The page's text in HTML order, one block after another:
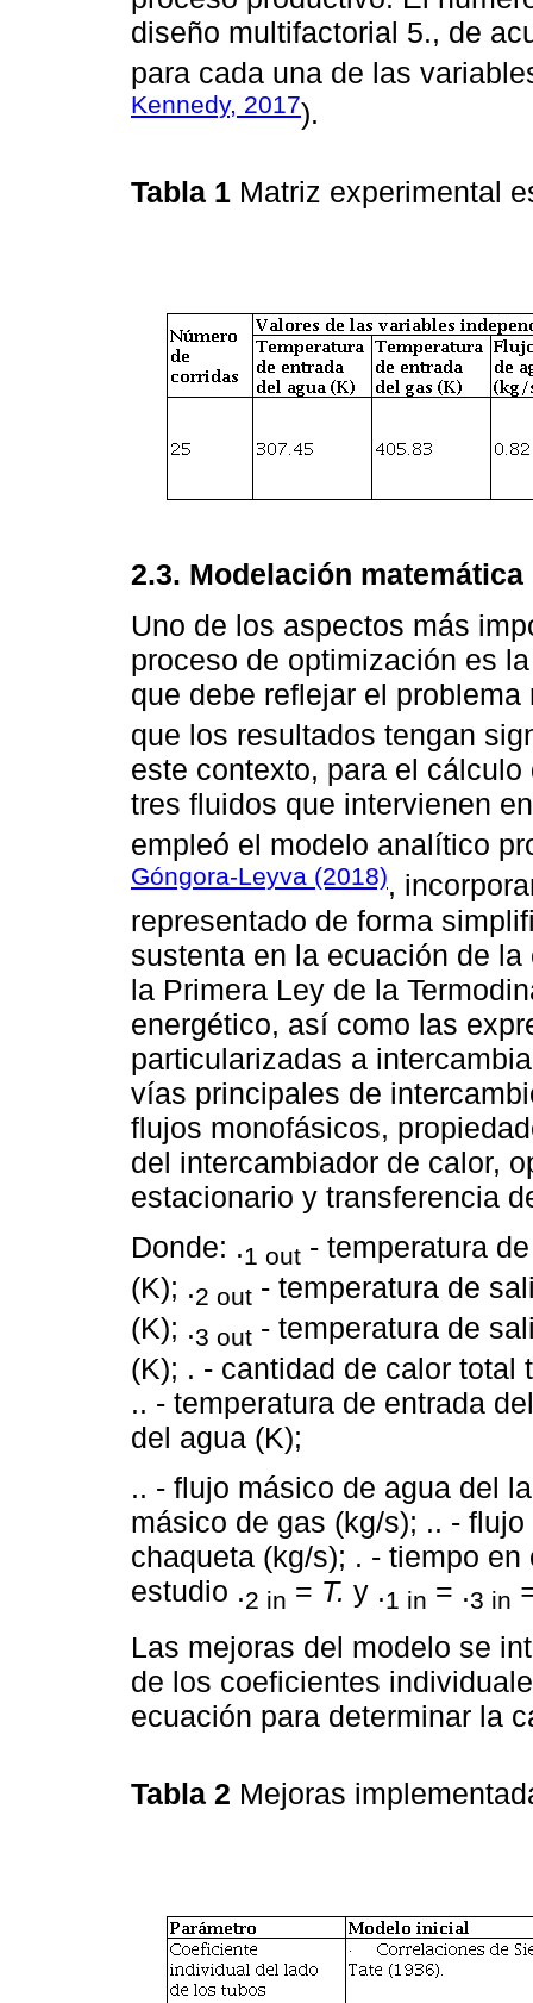
diseño multifactorial 5., de
para cada una de las
Kennedy, 2017).
Tabla 1 Matriz experimental
2.3. Modelación
Uno de los aspectos más
proceso de optimización es
que debe reflejar el
que los resultados tengan
este contexto, para el
tres fluidos que intervienen
empleó el modelo analítico
Góngora-Leyva (2018),
representado de forma
sustenta en la ecuación de
la Primera Ley de la
energético, así como las
particularizadas a
vías principales de
flujos monofásicos,
del intercambiador de calor,
estacionario y transferencia
Donde: .1 out - temperatura
(K); .2 out - temperatura de
(K); .3 out - temperatura de
(K); . - cantidad de calor total
.. - temperatura de entrada
del agua (K);
.. - flujo másico de agua del
másico de gas (kg/s); .. -
chaqueta (kg/s); . - tiempo
estudio .2 in = T. y .1 in = .3 in
Las mejoras del modelo se
de los coeficientes
ecuación para determinar la
Tabla 2 Mejoras